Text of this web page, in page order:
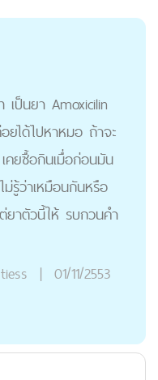
เป็นยา Amoxicilin
ได้ไปหาหมอ ถ้าจะ
คยซื้อกินเมื่อก่อนมัน
รู้ว่าเหมือนกันหรือ
ยาตัวนี้ให้ รบกวนคำ
tiess | 01/11/2553